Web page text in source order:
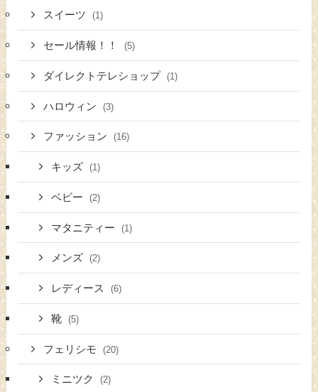
スイーツ (1)
セール情報！！ (5)
ダイレクトテレショップ (1)
ハロウィン (3)
ファッション (16)
キッズ (1)
ベビー (2)
マタニティー (1)
メンズ (2)
レディース (6)
靴 (5)
フェリシモ (20)
ミニツク (2)